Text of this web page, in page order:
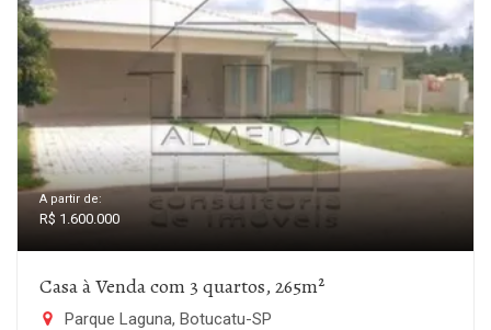
A partir de:
R$ 1.600.000
Casa à Venda com 3 quartos, 265m²
Parque Laguna, Botucatu-SP